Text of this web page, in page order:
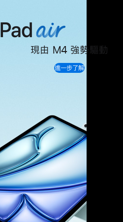
iPad
Air
現由 M4 強勢驅動
進一步了解